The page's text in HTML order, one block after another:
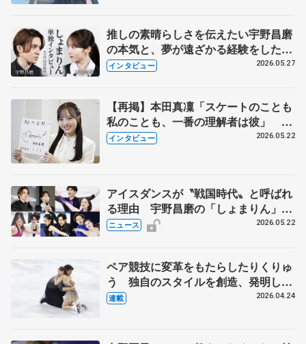
推しの素晴らしさを伝えたい宇野昌磨
の本気と、夢が遠ざかる経験をした本
田真凜の覚悟
インタビュー 2026.05.27
【再掲】本田真凜「スケートのことも
私のことも、一番の理解者は彼」 引
退時の単独インタビューで語った競技
インタビュー 2026.05.22
アイスダンスが〝戦国時代〟と呼ばれ
る理由 宇野昌磨の「しょまりん」ら
実力者が相次いで参戦 国内の競争激
ニュース 2026.05.22
ペア競技に変革をもたらしたりくりゅ
う 独自のスタイルを創造、発明した
【引退発表後②】
連載 2026.04.24